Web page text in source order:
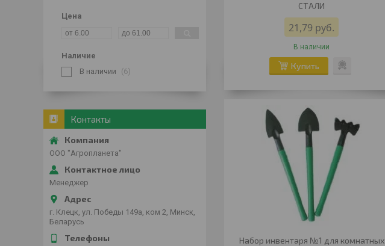
СТАЛИ
21,79 руб.
В наличии
Купить
Набор инвентаря №1 для комнатных
Цена
Наличие
В наличии
6
Контакты
ООО "Агропланета"
Менеджер
г. Клецк, ул. Победы 149а, ком 2, Минск,
Беларусь